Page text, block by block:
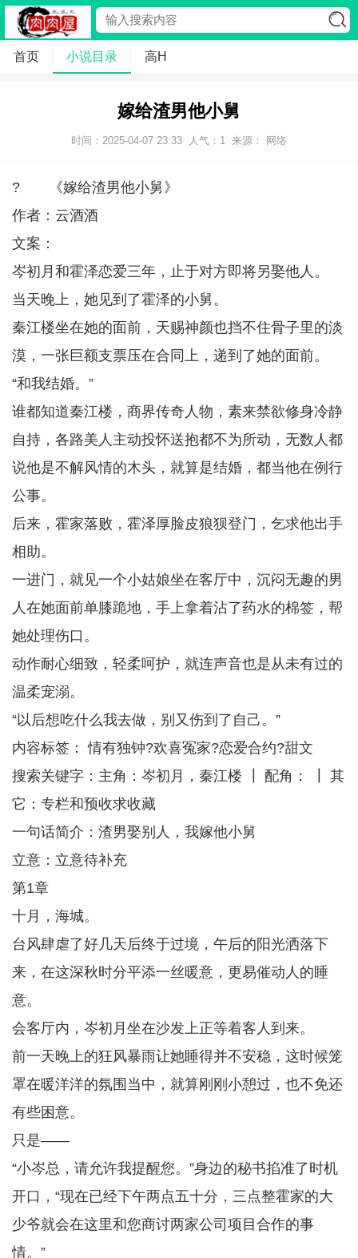
首页 小说目录 高H
嫁给渣男他小舅
时间：2025-04-07 23:33 人气： 1 来源： 网络
? 《嫁给渣男他小舅》
作者：云酒酒
文案：
岑初月和霍泽恋爱三年，止于对方即将另娶他人。
当天晚上，她见到了霍泽的小舅。
秦江楼坐在她的面前，天赐神颜也挡不住骨子里的淡
漠，一张巨额支票压在合同上，递到了她的面前。
“和我结婚。”
谁都知道秦江楼，商界传奇人物，素来禁欲修身冷静
自持，各路美人主动投怀送抱都不为所动，无数人都
说他是不解风情的木头，就算是结婚，都当他在例行
公事。
后来，霍家落败，霍泽厚脸皮狼狈登门，乞求他出手
相助。
一进门，就见一个小姑娘坐在客厅中，沉闷无趣的男
人在她面前单膝跪地，手上拿着沾了药水的棉签，帮
她处理伤口。
动作耐心细致，轻柔呵护，就连声音也是从未有过的
温柔宠溺。
“以后想吃什么我去做，别又伤到了自己。”
内容标签： 情有独钟?欢喜冤家?恋爱合约?甜文
搜索关键字：主角：岑初月，秦江楼 ┃ 配角： ┃ 其
它：专栏和预收求收藏
一句话简介：渣男娶别人，我嫁他小舅
立意：立意待补充
第1章
十月，海城。
台风肆虐了好几天后终于过境，午后的阳光洒落下
来，在这深秋时分平添一丝暖意，更易催动人的睡
意。
会客厅内，岑初月坐在沙发上正等着客人到来。
前一天晚上的狂风暴雨让她睡得并不安稳，这时候笼
罩在暖洋洋的氛围当中，就算刚刚小憩过，也不免还
有些困意。
只是——
“小岑总，请允许我提醒您。”身边的秘书掐准了时机
开口，“现在已经下午两点五十分，三点整霍家的大
少爷就会在这里和您商讨两家公司项目合作的事
情。”